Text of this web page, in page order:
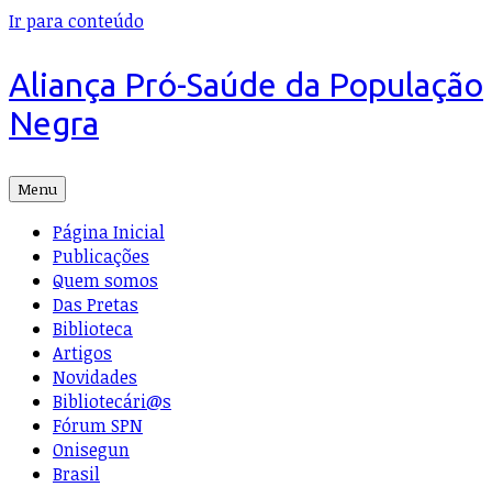
Ir para conteúdo
Aliança Pró-Saúde da População
Negra
Menu
Página Inicial
Publicações
Quem somos
Das Pretas
Biblioteca
Artigos
Novidades
Bibliotecári@s
Fórum SPN
Onisegun
Brasil